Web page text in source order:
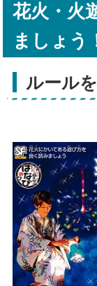
花火・火
ましょう
ルール